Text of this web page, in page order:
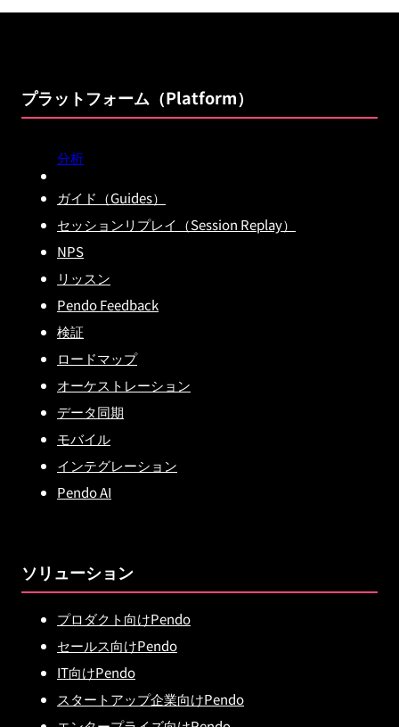
プラットフォーム（Platform）
分析
ガイド（Guides）
セッションリプレイ（Session Replay）
NPS
リッスン
Pendo Feedback
検証
ロードマップ
オーケストレーション
データ同期
モバイル
インテグレーション
Pendo AI
ソリューション
プロダクト向けPendo
セールス向けPendo
IT向けPendo
スタートアップ企業向けPendo